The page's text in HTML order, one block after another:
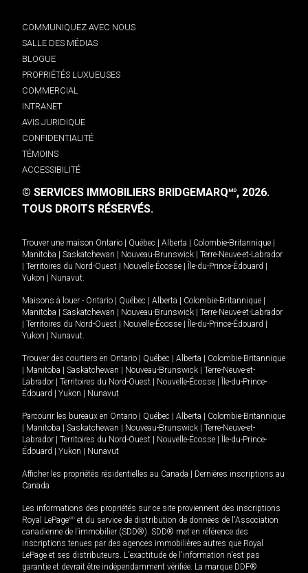
COMMUNIQUEZ AVEC NOUS
SALLE DES MÉDIAS
BLOGUE
PROPRIÉTÉS LUXUEUSES
COMMERCIAL
INTRANET
AVIS JURIDIQUE
CONFIDENTIALITÉ
TÉMOINS
ACCESSIBILITÉ
© SERVICES IMMOBILIERS BRIDGEMARQMD, 2026.
TOUS DROITS RÉSERVÉS.
Trouver une maison Ontario Québec Alberta Colombie-Britannique
Manitoba
Saskatchewan Nouveau-Brunswick
Terre-Neuve-et-Labrador
Territoires du Nord-Ouest Nouvelle-Écosse Île-du-Prince-Édouard
Yukon
Nunavut.
Maisons à louer - Ontario Québec Alberta Colombie-Britannique
Manitoba
Saskatchewan Nouveau-Brunswick
Terre-Neuve-et-Labrador
Territoires du Nord-Ouest Nouvelle-Écosse Île-du-Prince-Édouard
Yukon
Nunavut.
Trouver des courtiers en Ontario Québec Alberta
Colombie-Britannique
Manitoba Saskatchewan Nouveau-Brunswick
Terre-Neuve-et-
Labrador
Territoires du Nord-Ouest Nouvelle-Écosse
Île-du-Prince-
Édouard
Yukon Nunavut
Parcourir les bureaux en Ontario Québec Alberta
Colombie-Britannique
Manitoba Saskatchewan Nouveau-Brunswick
Terre-Neuve-et-
Labrador
Territoires du Nord-Ouest Nouvelle-Écosse
Île-du-Prince-
Édouard
Yukon Nunavut
Afficher les propriétés résidentielles au Canada
Dernières inscriptions au
Canada
Les informations des propriétés sur ce site proviennent des inscriptions
Royal LePageMD et du service de distribution de données de l'Association
canadienne de l’immobilier (SDD®). SDD® met en référence des
inscriptions tenues par des agences immobilières autres que Royal
LePage et ses distributeurs. L'exactitude de l'information n'est pas
garantie et devrait être indépendamment vérifiée. La marque DDF®